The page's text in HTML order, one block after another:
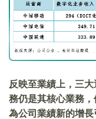
反映至業績上，三
務仍是其核心業務
為公司業績新的增長